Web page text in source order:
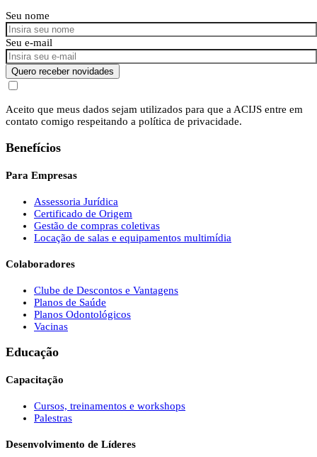
Seu nome
Seu e-mail
Quero receber novidades
Aceito que meus dados sejam utilizados para que a ACIJS entre em
contato comigo respeitando a política de privacidade.
Benefícios
Para Empresas
Assessoria Jurídica
Certificado de Origem
Gestão de compras coletivas
Locação de salas e equipamentos multimídia
Colaboradores
Clube de Descontos e Vantagens
Planos de Saúde
Planos Odontológicos
Vacinas
Educação
Capacitação
Cursos, treinamentos e workshops
Palestras
Desenvolvimento de Líderes